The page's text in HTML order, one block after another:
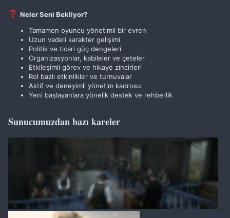
Neler Seni Bekliyor?
Tamamen oyuncu yönetimli bir evren
Uzun vadeli karakter gelişimi
Politik ve ticari güç dengeleri
Organizasyonlar, kabileler ve çeteler
Etkileşimli görev ve hikaye zincirleri
Rol bazlı etkinlikler ve turnuvalar
Aktif ve deneyimli yönetim kadrosu
Yeni başlayanlara yönelik destek ve rehberlik
Sunucumuzdan bazı kareler